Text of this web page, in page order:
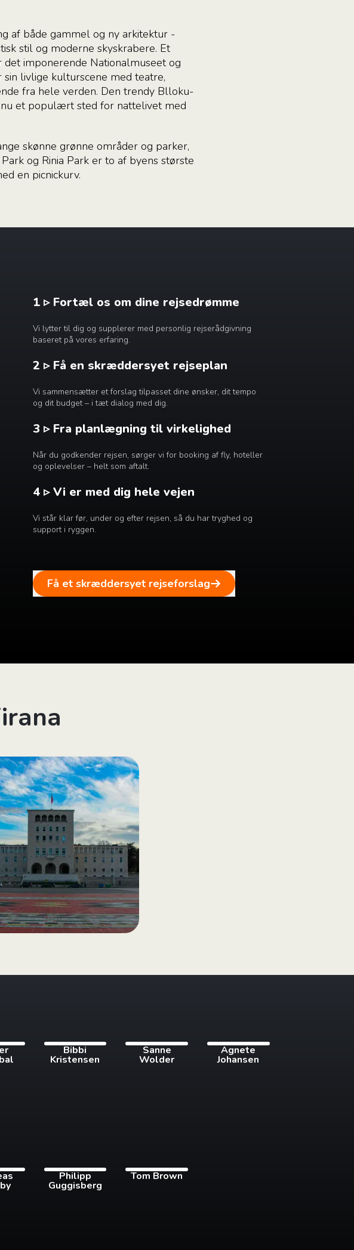
af både gammel og ny arkitektur -
stil og moderne skyskrabere. Et
imponerende Nationalmuseet og
livlige kulturscene med teatre,
fra hele verden. Den trendy Blloku-
et populært sted for nattelivet med
skønne grønne områder og parker,
og Rinia Park er to af byens største
en picnickurv.
1 ▹ Fortæl os om dine rejsedrømme
Vi lytter til dig og supplerer med personlig rejserådgivning
baseret på vores erfaring.
2 ▹ Få en skræddersyet rejseplan
Vi sammensætter et forslag tilpasset dine ønsker, dit tempo
og dit budget – i tæt dialog med dig.
3 ▹ Fra planlægning til virkelighed
Når du godkender rejsen, sørger vi for booking af fly, hoteller
og oplevelser – helt som aftalt.
4 ▹ Vi er med dig hele vejen
Vi står klar før, under og efter rejsen, så du har tryghed og
support i ryggen.
Få et skræddersyet rejseforslag
Bibbi
Kristensen
Sanne
Wolder
Agnete
Johansen
Philipp
Guggisberg
Tom Brown